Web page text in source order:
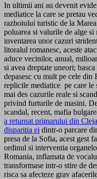
In ultimii ani au devenit
mediatice la care se pretau
razboiului turistic de la
poluarea si valurile de alge
inventarea unor cazuri
litoralul romanesc, aceste
aduce vecinilor, anual,
si avea dreptate uneori;
depasesc cu mult pe cele din
replicile mediatice pe care le
mai des cazurile reale si
privind furturile de masini.
scandal, recent, mafia
a returnat primarului din
disparitia ei dintr-o parcare
presa de la Sofia, acest gest
ordinul si interventia
Romania, inflamata de
transformase intr-o stire de
risca sa afecteze grav